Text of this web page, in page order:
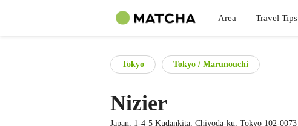
Area Travel Tips
Tokyo Tokyo / Marunouchi
Nizier
Japan, 1-4-5 Kudankita, Chiyoda-ku, Tokyo 102-0073